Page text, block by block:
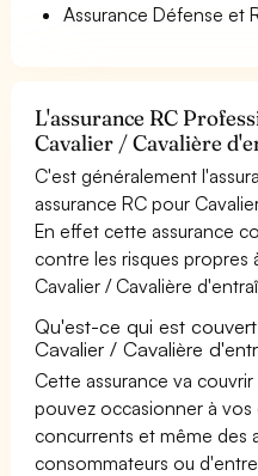
Assurance Défense et
L'assurance RC
Cavalier / Cavalière
C'est généralement
assurance RC pour
En effet cette assurance
contre les risques propres
Cavalier / Cavalière
Qu'est-ce qui est
Cavalier / Cavalière
Cette assurance va
pouvez occasionner à vos
concurrents et même des
consommateurs ou